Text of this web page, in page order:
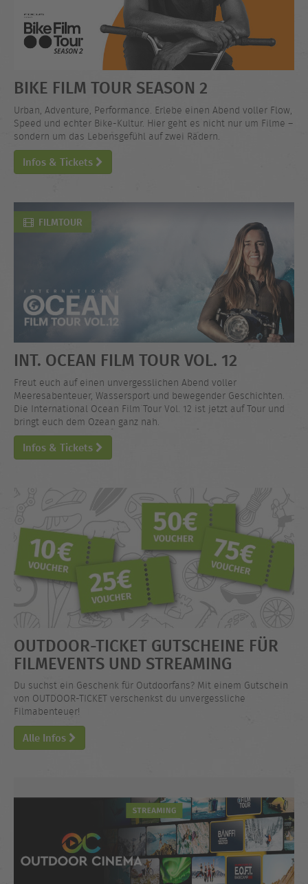
BIKE FILM TOUR SEASON 2
Urban, Adventure, Performance. Erlebe einen Abend voller Flow,
Speed und echter Bike-Kultur. Hier geht es nicht nur um Filme –
sondern um das Lebensgefühl auf zwei Rädern.
Infos & Tickets
FILMTOUR
INT. OCEAN FILM TOUR VOL. 12
Freut euch auf einen unvergesslichen Abend voller
Meeresabenteuer, Wassersport und bewegender Geschichten.
Die International Ocean Film Tour Vol. 12 ist jetzt auf Tour und
bringt euch dem Ozean ganz nah.
Infos & Tickets
OUTDOOR-TICKET GUTSCHEINE FÜR
FILMEVENTS UND STREAMING
Du suchst ein Geschenk für Outdoorfans? Mit einem Gutschein
von OUTDOOR-TICKET verschenkst du unvergessliche
Filmabenteuer!
Alle Infos